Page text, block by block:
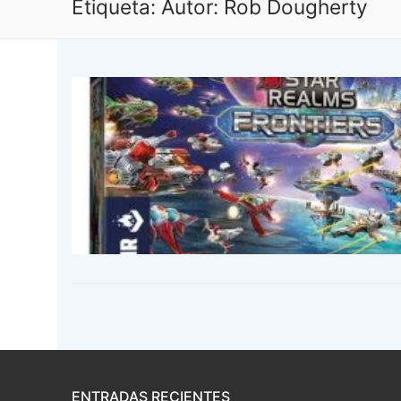
Etiqueta: Autor: Rob Dougherty
ENTRADAS RECIENTES